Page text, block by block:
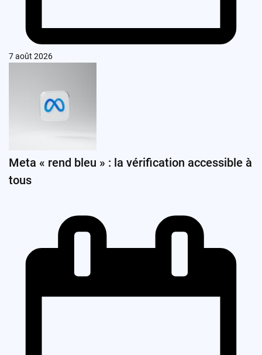
7 août 2026
Meta « rend bleu » : la vérification accessible à
tous